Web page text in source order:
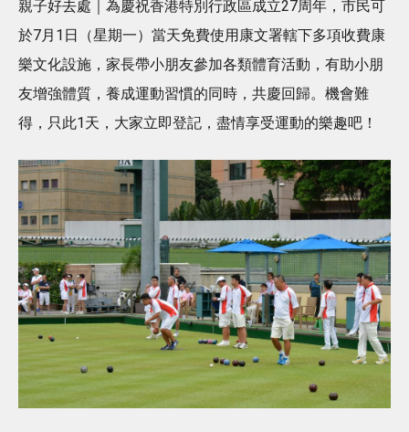
親子好去處｜為慶祝香港特別行政區成立27周年，市民可
於7月1日（星期一）當天免費使用康文署轄下多項收費康
樂文化設施，家長帶小朋友參加各類體育活動，有助小朋
友增強體質，養成運動習慣的同時，共慶回歸。機會難
得，只此1天，大家立即登記，盡情享受運動的樂趣吧！